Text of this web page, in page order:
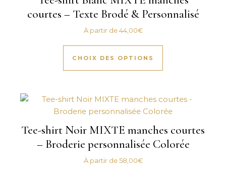
courtes – Texte Brodé & Personnalisé
À partir de44,00€
CHOIX DES OPTIONS
Ce produit a
Tee-shirt Noir MIXTE manches courtes
– Broderie personnalisée Colorée
À partir de58,00€